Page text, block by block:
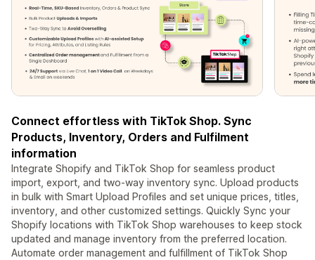
Connect effortless with TikTok Shop. Sync
Products, Inventory, Orders and Fulfilment
information
Integrate Shopify and TikTok Shop for seamless product
import, export, and two-way inventory sync. Upload products
in bulk with Smart Upload Profiles and set unique prices, titles,
inventory, and other customized settings. Quickly Sync your
Shopify locations with TikTok Shop warehouses to keep stock
updated and manage inventory from the preferred location.
Automate order management and fulfillment of TikTok Shop